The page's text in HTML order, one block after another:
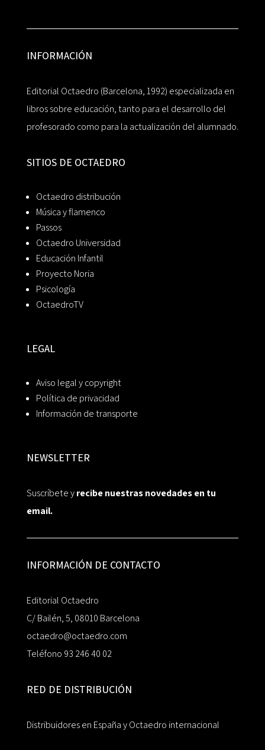
INFORMACIÓN
Editorial Octaedro (Barcelona, 1992) especializada en
libros sobre educación, tanto para el desarrollo del
profesorado como para la actualización del alumnado.
SITIOS DE OCTAEDRO
Octaedro distribución
Música y flamenco
Passos
Octaedro Universidad
Educación Infantil
Proyecto Noria
Psicología
OctaedroTV
LEGAL
Aviso legal y copyright
Política de privacidad
Información de transporte
NEWSLETTER
Suscríbete yrecibe nuestras novedades en tu
email.
INFORMACIÓN DE CONTACTO
Editorial Octaedro
C/ Bailén, 5, 08010 Barcelona
octaedro@octaedro.com
Teléfono 93 246 40 02
RED DE DISTRIBUCIÓN
Distribuidores en España y Octaedro internacional